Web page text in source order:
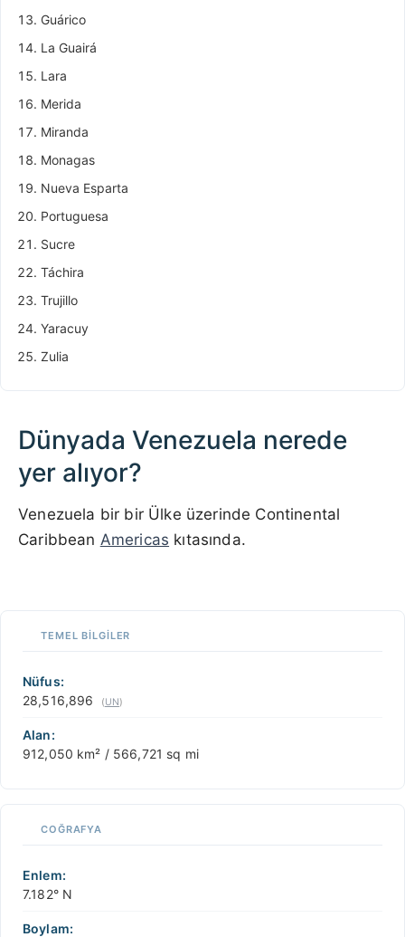
Guárico
La Guairá
Lara
Merida
Miranda
Monagas
Nueva Esparta
Portuguesa
Sucre
Táchira
Trujillo
Yaracuy
Zulia
Dünyada Venezuela nerede
yer alıyor?
Venezuela bir bir Ülke üzerinde Continental
Caribbean Americas kıtasında.
100 km / 62.1 mi
−
TEMEL BILGILER
Nüfus:
28,516,896
(UN)
Alan:
912,050 km² / 566,721 sq mi
COĞRAFYA
Enlem:
7.182° N
Boylam: